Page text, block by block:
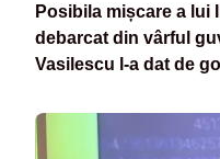
Posibila mișcare a lui
debarcat din vârful
Vasilescu l-a dat de gol